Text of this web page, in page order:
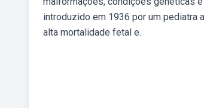
introduzido em 1936 por um pediatra
alta mortalidade fetal e.